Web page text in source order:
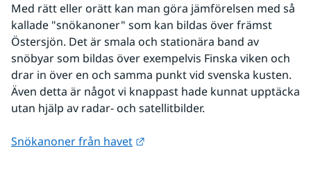
Med rätt eller orätt kan man göra jämförelsen med så
kallade "snökanoner" som kan bildas över främst
Östersjön. Det är smala och stationära band av
snöbyar som bildas över exempelvis Finska viken och
drar in över en och samma punkt vid svenska kusten.
Även detta är något vi knappast hade kunnat upptäcka
utan hjälp av radar- och satellitbilder.
Snökanoner från havet